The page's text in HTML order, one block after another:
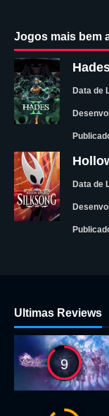
Jogos mais bem
Data de
Data de
Ultimas Reviews
9